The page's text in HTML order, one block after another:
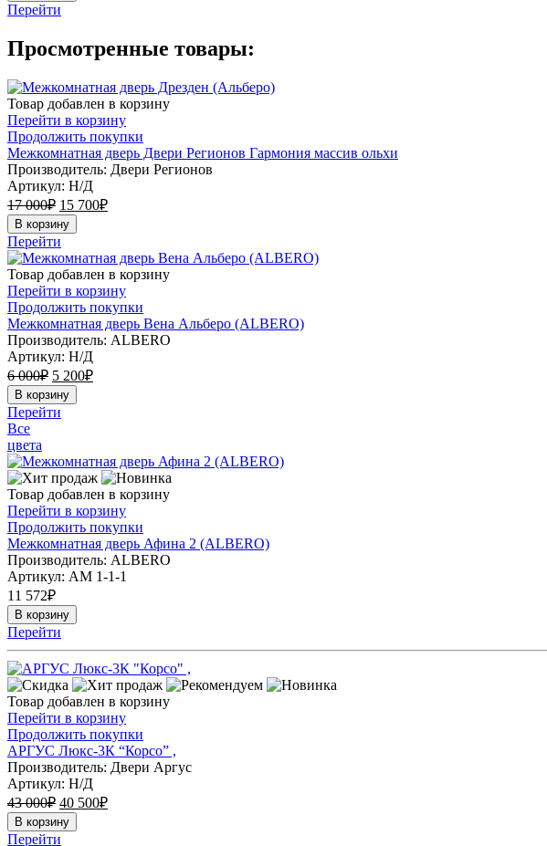
Перейти
Просмотренные товары:
Товар добавлен в корзину
Перейти в корзину
Продолжить покупки
Межкомнатная дверь Двери Регионов Гармония массив ольхи
Производитель: Двери Регионов
Артикул: Н/Д
17 000₽ 15 700₽
В корзину
Перейти
Товар добавлен в корзину
Перейти в корзину
Продолжить покупки
Межкомнатная дверь Вена Альберо (ALBERO)
Производитель: ALBERO
Артикул: Н/Д
6 000₽ 5 200₽
В корзину
Перейти
Все
цвета
Товар добавлен в корзину
Перейти в корзину
Продолжить покупки
Межкомнатная дверь Афина 2 (ALBERO)
Производитель: ALBERO
Артикул: АМ 1-1-1
11 572₽
В корзину
Перейти
Товар добавлен в корзину
Перейти в корзину
Продолжить покупки
АРГУС Люкс-3К “Корсо” ,
Производитель: Двери Аргус
Артикул: Н/Д
43 000₽ 40 500₽
В корзину
Перейти